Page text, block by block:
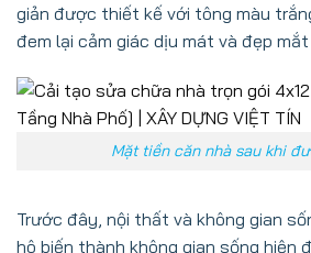
giản được thiết kế với tông màu
đem lại cảm giác dịu mát và đẹp mắt
Mặt tiền căn nhà sau khi
Trước đây, nội thất và không gian
hô biến thành không gian sống hiện